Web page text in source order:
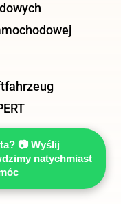
vehicle
📷 Wyślij
natychmiast